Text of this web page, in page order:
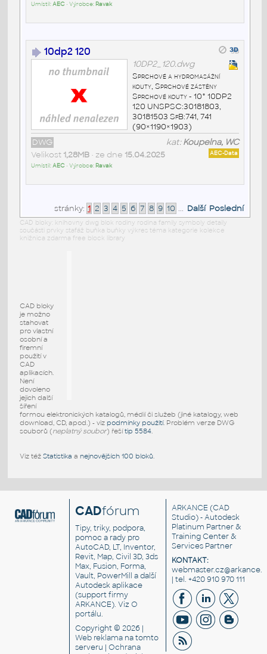
Umístil:AEC• Výrobce: Ravak
10dp2 120
10DP2_120.dwg
Sprchové a hydromasážní
kouty, Sprchové zástěny
Sprchové kouty - 10° 10DP2
120 UNSPSC:30181803,
30181503 SfB:741, 741
(90×1190×1903)
kat:Koupelna, WC
DWG
AEC-Data
Velikost 1,28MB• ze dne 15.04.2025
Umístil:AEC• Výrobce: Ravak
stránky: 1 2 3 4 5 6 7 8 9 10 ... Další Poslední
CAD bloky: knihovny dwg blok rodiny rodina family symboly detaily
součásti prvky stafáž buňka buňky výkres téma kategorie kolekce
knižnica zdarma free block library
CAD bloky
je možno
stahovat
pro vlastní
osobní a
firemní
použití v
CAD
aplikacích.
Není
dovoleno
jejich další
šíření
formou elektronických katalogů, médií či služeb (jiné katalogy, web
download, CD, apod.) - viz podmínky použití. Problém verze DWG
souborů (neplatný soubor) řešítip 5584.
Viz též Statistika a nejnovějších 100 bloků.
CADfórum
Tipy, triky, podpora,
pomoc a rady pro
AutoCAD, LT, Inventor,
Revit, Map, Civil 3D, 3ds
Max, Fusion, Forma,
Vault, PowerMill a další
Autodesk aplikace
(support firmy
ARKANCE). VizO
portálu.
Copyright © 2026 |
Web reklama na tomto
serveru |Ochrana
ARKANCE (CAD
Studio) - Autodesk
Platinum Partner &
Training Center &
Services Partner
KONTAKT:
| tel. +420 910 970 111